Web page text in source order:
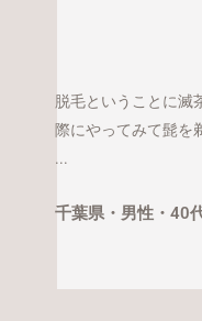
脱毛ということに滅
際にやってみて髭を
...
千葉県・ 男性・ 40